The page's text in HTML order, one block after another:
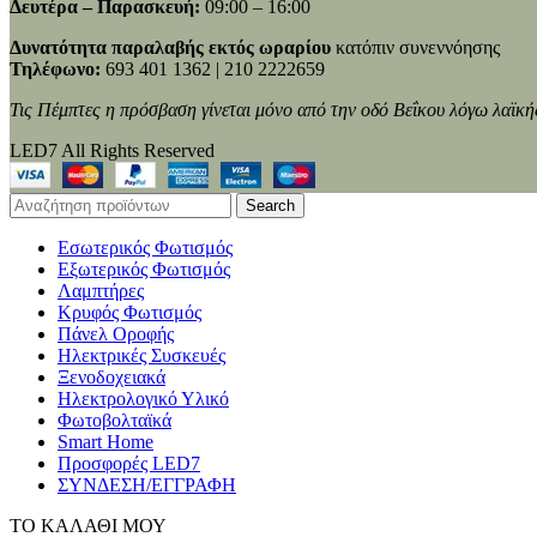
Δευτέρα – Παρασκευή: 09:00 – 16:00
Δυνατότητα παραλαβής εκτός ωραρίου κατόπιν συνεννόησης
Τηλέφωνο: 693 401 1362 | 210 2222659
Τις Πέμπτες η πρόσβαση γίνεται μόνο από την οδό Βεΐκου λόγω
LED7 All Rights Reserved
Search
Εσωτερικός Φωτισμός
Εξωτερικός Φωτισμός
Λαμπτήρες
Κρυφός Φωτισμός
Πάνελ Οροφής
Ηλεκτρικές Συσκευές
Ξενοδοχειακά
Ηλεκτρολογικό Υλικό
Φωτοβολταϊκά
Smart Home
Προσφορές LED7
ΣΥΝΔΕΣΗ/ΕΓΓΡΑΦΗ
ΤΟ ΚΑΛΑΘΙ ΜΟΥ